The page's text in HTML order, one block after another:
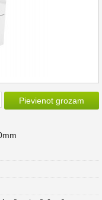
Pievienot grozam